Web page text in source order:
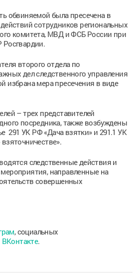
обвиняемой была пресечена в
сотрудников региональных
комитета, МВД и ФСБ России при
второго отдела по
дел следственного управления
избрана мера пресечения в виде
– трех представителей
посредника, также возбуждены
291 УК РФ «Дача взятки» и 291.1 УК
следственные действия и
направленные на
совершенных
, социальных
ВКонтакте.